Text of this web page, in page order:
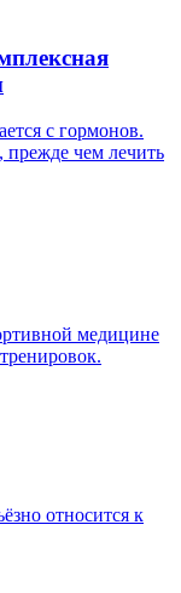
с гормонов.
прежде чем лечить
медицине
относится к